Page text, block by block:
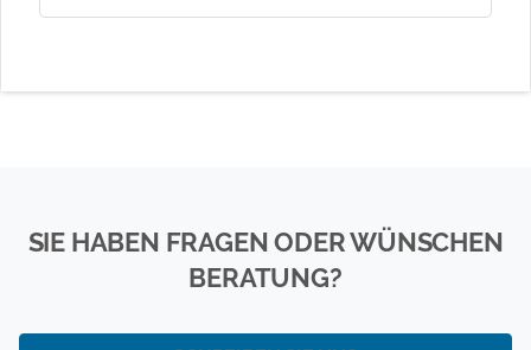
SIE HABEN FRAGEN ODER WÜNSCHEN
BERATUNG?